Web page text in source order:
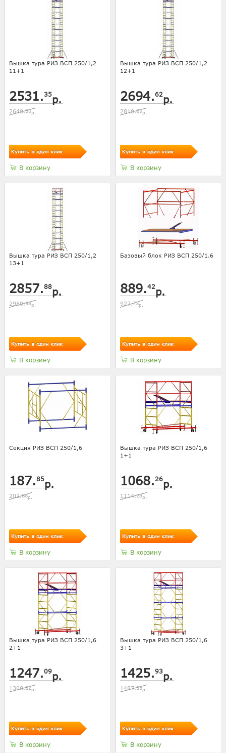
Вышка тура РИЗ ВСП 250/1,2
11+1
2531. 35р.
2640.39р.
Купить в один клик
В корзину
Вышка тура РИЗ ВСП 250/1,2
12+1
2694.62р.
2810.69р.
Купить в один клик
В корзину
Вышка тура РИЗ ВСП 250/1,2
13+1
2857.88р.
2980.98р.
Купить в один клик
В корзину
Базовый блок РИЗ ВСП 250/1.6
889.42р.
927.73р.
Купить в один клик
В корзину
Секция РИЗ ВСП 250/1,6
187.85р.
202.88р.
Купить в один клик
В корзину
Вышка тура РИЗ ВСП 250/1,6
1+1
1068. 26р.
1114.28р.
Купить в один клик
В корзину
Вышка тура РИЗ ВСП 250/1,6
2+1
1247.09р.
1300.82р.
Купить в один клик
В корзину
Вышка тура РИЗ ВСП 250/1,6
3+1
1425.93р.
1487.35р.
Купить в один клик
В корзину